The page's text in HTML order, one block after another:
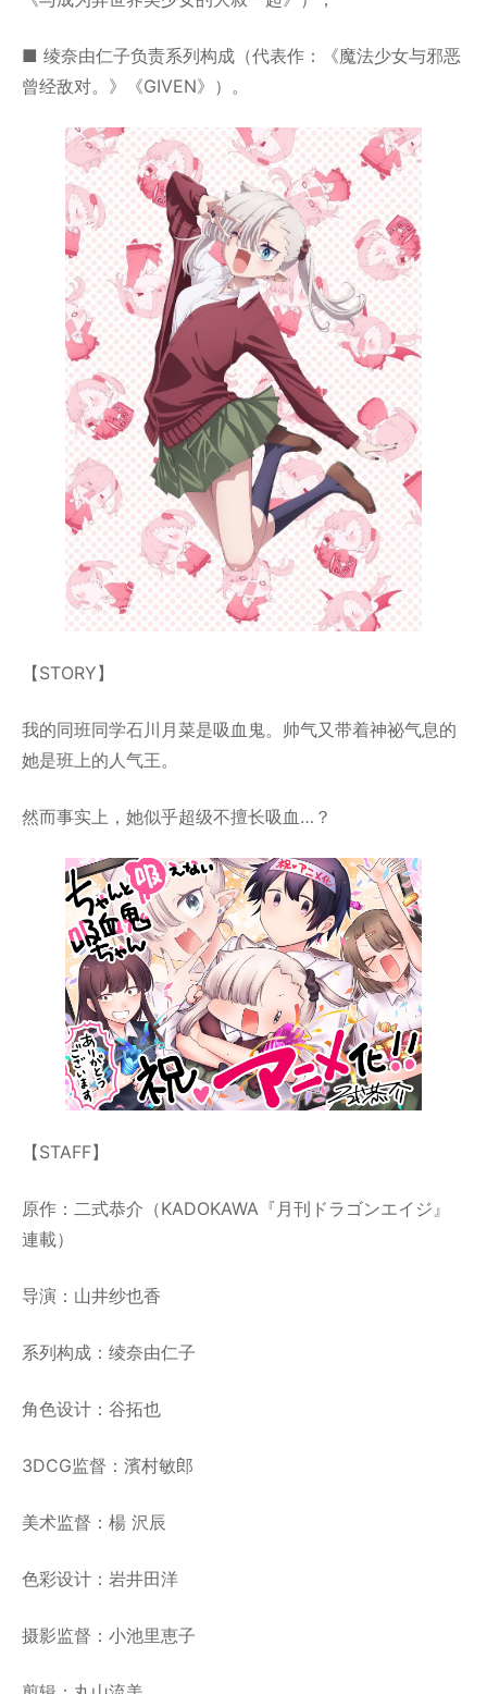
■ 绫奈由仁子负责系列构成（代表作：《魔法少女与邪恶
曾经敌对。》《GIVEN》）。
【STORY】
我的同班同学石川月菜是吸血鬼。帅气又带着神祕气息的
她是班上的人气王。
然而事实上，她似乎超级不擅长吸血…？
【STAFF】
原作：二式恭介（KADOKAWA『月刊ドラゴンエイジ』
連載）
导演：山井纱也香
系列构成：绫奈由仁子
角色设计：谷拓也
3DCG监督：濱村敏郎
美术监督：楊 沢辰
色彩设计：岩井田洋
摄影监督：小池里恵子